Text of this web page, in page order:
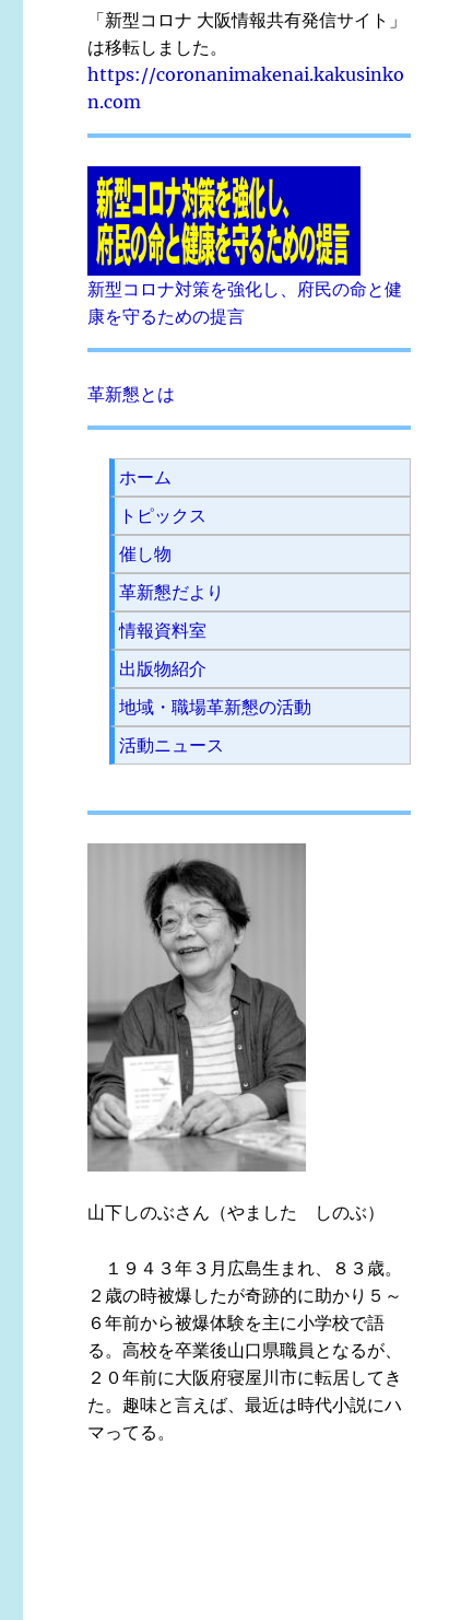
「新型コロナ 大阪情報共有発信サイト」
は移転しました。
https://coronanimakenai.kakusinko
n.com
新型コロナ対策を強化し、府民の命と健
康を守るための提言
革新懇とは
ホーム
トピックス
催し物
革新懇だより
情報資料室
出版物紹介
地域・職場革新懇の活動
活動ニュース
山下しのぶさん（やました しのぶ）
１９４３年３月広島生まれ、８３歳。
２歳の時被爆したが奇跡的に助かり５～
６年前から被爆体験を主に小学校で語
る。高校を卒業後山口県職員となるが、
２０年前に大阪府寝屋川市に転居してき
た。趣味と言えば、最近は時代小説にハ
マってる。